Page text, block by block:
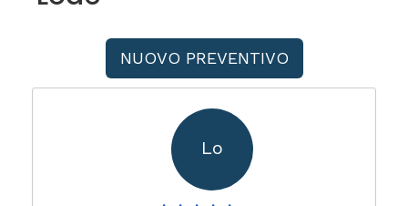
NUOVO PREVENTIVO
Lo